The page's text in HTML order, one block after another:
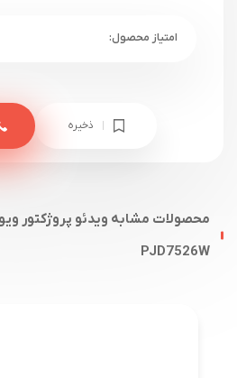
ذخیره
PJD7526W